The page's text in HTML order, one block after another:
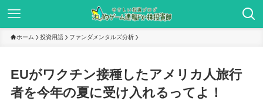
ホーム 投資用語 ファンダメンタルズ分析
EUがワクチン接種したアメリカ人旅行
者を今年の夏に受け入れるってよ！